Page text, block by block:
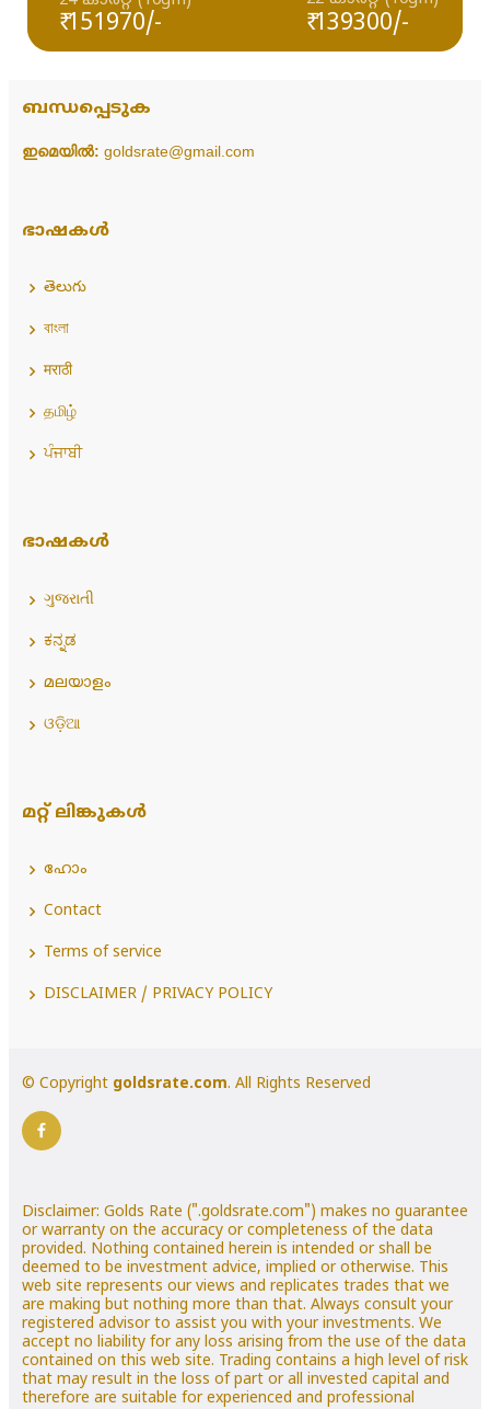
₹ 151970/- ₹ 139300/-
ബന്ധപ്പെടുക
ഇമെയിൽ: goldsrate@gmail.com
ഭാഷകൾ
తెలుగు
বাংলা
मराठी
தமிழ்
ਪੰਜਾਬੀ
ഭാഷകൾ
ગુજરાતી
ಕನ್ನಡ
മലയാളം
ଓଡ଼ିଆ
മറ്റ് ലിങ്കുകൾ
ഹോം
Contact
Terms of service
DISCLAIMER / PRIVACY POLICY
© Copyright goldsrate.com. All Rights Reserved
Disclaimer: Golds Rate (".goldsrate.com") makes no guarantee
or warranty on the accuracy or completeness of the data
provided. Nothing contained herein is intended or shall be
deemed to be investment advice, implied or otherwise. This
web site represents our views and replicates trades that we
are making but nothing more than that. Always consult your
registered advisor to assist you with your investments. We
accept no liability for any loss arising from the use of the data
contained on this web site. Trading contains a high level of risk
that may result in the loss of part or all invested capital and
therefore are suitable for experienced and professional